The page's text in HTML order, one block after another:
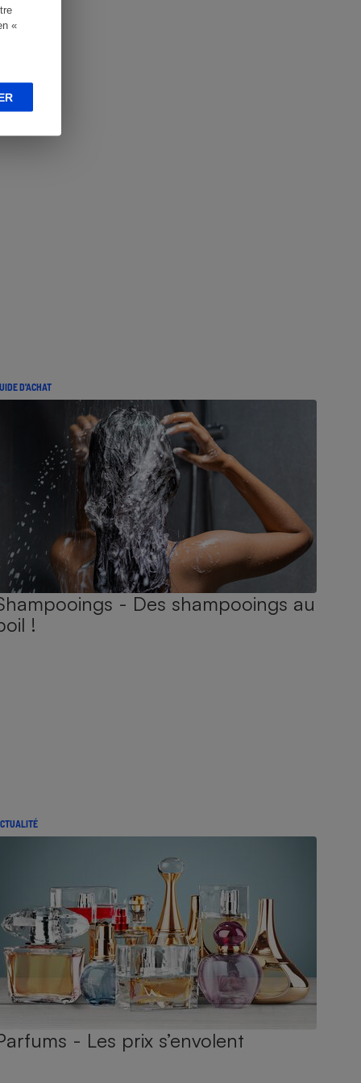
«
D'ACHAT
- Des shampooings au
!
- Les prix s’envolent